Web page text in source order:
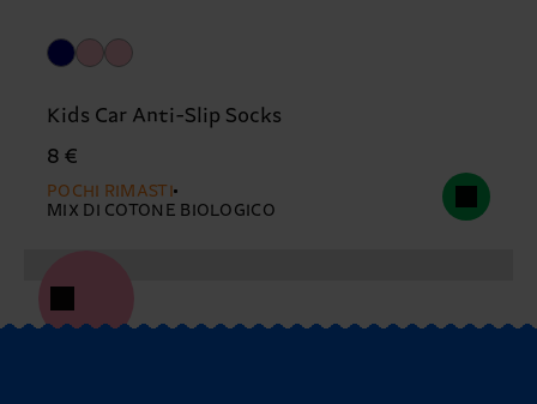
Kids Car Anti-Slip Socks
8 €
POCHI RIMASTI
MIX DI COTONE BIOLOGICO